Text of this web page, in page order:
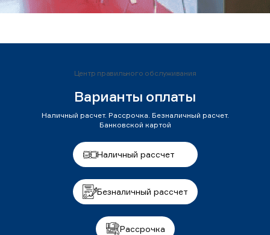
Центр правильного обслуживания
Варианты оплаты
Наличный расчет. Рассрочка. Безналичный расчет.
Банковской картой
Наличный рассчет
Безналичный рассчет
Рассрочка